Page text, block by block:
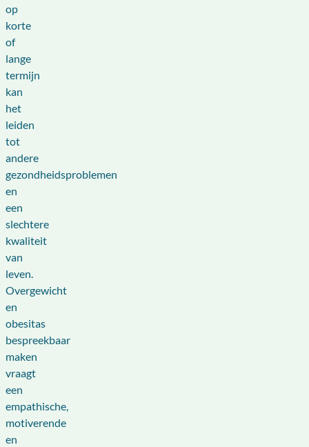
op
korte
of
lange
termijn
kan
het
leiden
tot
andere
gezondheidsproblemen
en
een
slechtere
kwaliteit
van
leven.
Overgewicht
en
obesitas
bespreekbaar
maken
vraagt
een
empathische,
motiverende
en